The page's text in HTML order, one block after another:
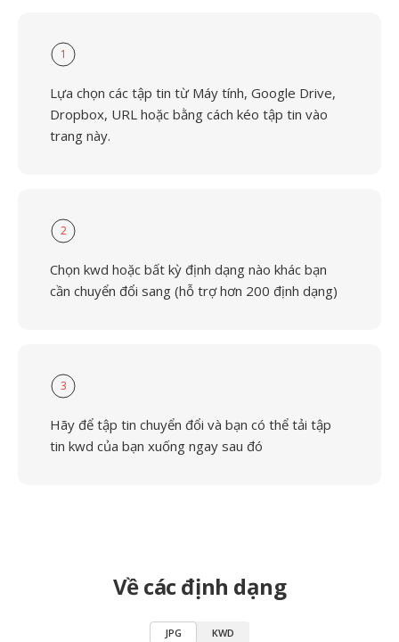
1
Lựa chọn các tập tin từ Máy tính, Google Drive,
Dropbox, URL hoặc bằng cách kéo tập tin vào
trang này.
2
Chọn kwd hoặc bất kỳ định dạng nào khác bạn
cần chuyển đổi sang (hỗ trợ hơn 200 định dạng)
3
Hãy để tập tin chuyển đổi và bạn có thể tải tập
tin kwd của bạn xuống ngay sau đó
Về các định dạng
JPG KWD